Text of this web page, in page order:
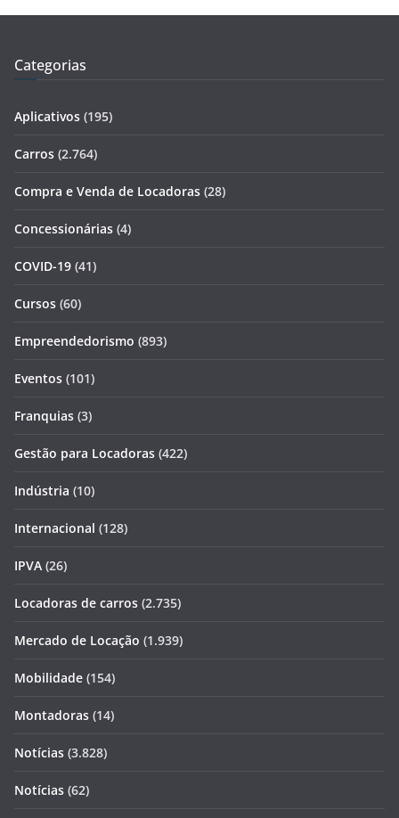
Categorias
Aplicativos (195)
Carros (2.764)
Compra e Venda de Locadoras (28)
Concessionárias (4)
COVID-19 (41)
Cursos (60)
Empreendedorismo (893)
Eventos (101)
Franquias (3)
Gestão para Locadoras (422)
Indústria (10)
Internacional (128)
IPVA (26)
Locadoras de carros (2.735)
Mercado de Locação (1.939)
Mobilidade (154)
Montadoras (14)
Notícias (3.828)
Notícias (62)